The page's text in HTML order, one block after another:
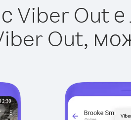
Viber Out е
Out,